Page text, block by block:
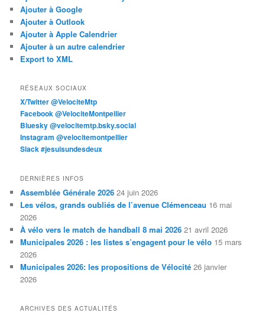
Ajouter à Google
Ajouter à Outlook
Ajouter à Apple Calendrier
Ajouter à un autre calendrier
Export to XML
RÉSEAUX SOCIAUX
X/Twitter @VelociteMtp
Facebook @VelociteMontpellier
Bluesky @velocitemtp.bsky.social
Instagram @velocitemontpellier
Slack #jesuisundesdeux
DERNIÈRES INFOS
Assemblée Générale 2026 24 juin 2026
Les vélos, grands oubliés de l’avenue Clémenceau 16 mai
2026
À vélo vers le match de handball 8 mai 2026 21 avril 2026
Municipales 2026 : les listes s’engagent pour le vélo 15 mars
2026
Municipales 2026: les propositions de Vélocité 26 janvier
2026
ARCHIVES DES ACTUALITÉS